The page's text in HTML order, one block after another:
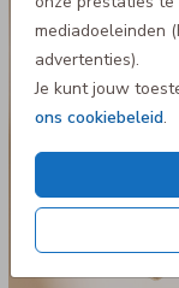
mediadoeleinden
advertenties).
Je kunt jouw
ons cookiebeleid.